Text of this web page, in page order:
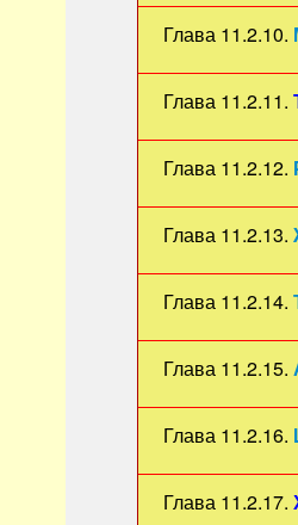
Глава 11.2.10.
Глава 11.2.11.
Глава 11.2.12.
Глава 11.2.13.
Глава 11.2.14.
Глава 11.2.15.
Глава 11.2.16.
Глава 11.2.17.